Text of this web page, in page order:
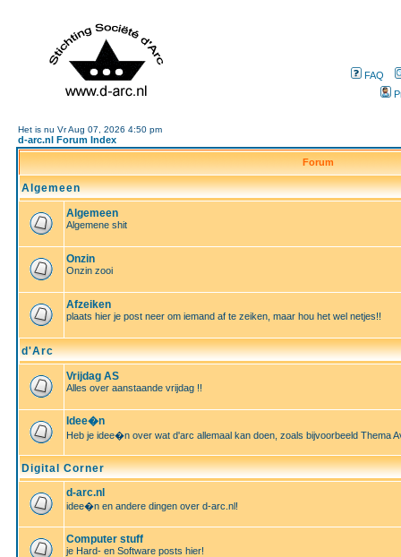
FAQ
Het is nu Vr Aug 07, 2026 4:50 pm
d-arc.nl Forum Index
Forum
Algemeen
Algemeen
Algemene shit
Onzin
Onzin zooi
Afzeiken
plaats hier je post neer om iemand af te zeiken, maar hou het wel netjes!!
d'Arc
Vrijdag AS
Alles over aanstaande vrijdag !!
Idee�n
Heb je idee�n over wat d'arc allemaal kan doen, zoals bijvoorbeeld Thema
Digital Corner
d-arc.nl
idee�n en andere dingen over d-arc.nl!
Computer stuff
je Hard- en Software posts hier!